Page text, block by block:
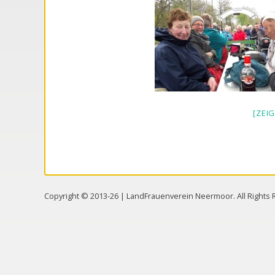
Copyright © 2013-26 | LandFrauenverein Neermoor. All Rights